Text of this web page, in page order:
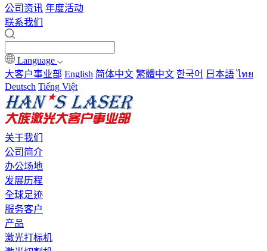
公司资讯 年度活动
联系我们
Language
大客户事业部 English 简体中文 繁體中文 한국어 日本語 ไทย
Deutsch Tiếng Việt
关于我们
公司简介
办公场地
发展历程
全球足迹
服务客户
产品
激光打标机